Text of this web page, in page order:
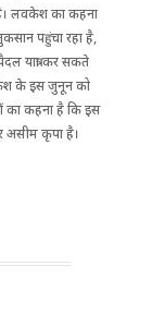
है। लवकेश का कहना
पहुंचा रहा है,
यात्रा कर सकते
के इस जुनून को
का कहना है कि इस
असीम कृपा है।